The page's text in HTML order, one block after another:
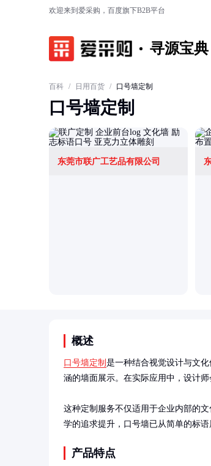
欢迎来到爱采购，百度旗下B2B平台
寻源宝典
百科 / 日用百货 / 口号墙定制
口号墙定制
东莞市联广工艺品有限公司
概述
口号墙定制 是一种结合视觉设计与文
涵的墙面展示。在实际应用中，设计
这种定制服务不仅适用于企业内部的
学的追求提升，口号墙已从简单的标
产品特点